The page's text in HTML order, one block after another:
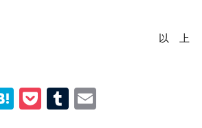
以 上
Hatena
PocketTumblr